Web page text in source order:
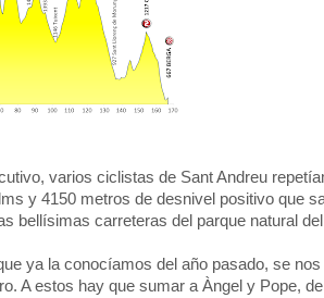
varios ciclistas de Sant Andreu
y 4150 metros de desnivel positivo que
bellísimas carreteras del parque natural
ya la conocíamos del año pasado, se nos
A estos hay que sumar a Àngel y Pope,